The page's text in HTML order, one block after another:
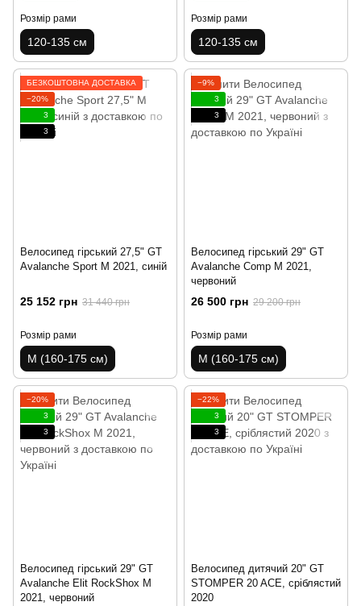
Розмір рами
120-135 см
Розмір рами
120-135 см
БЕЗКОШТОВНА ДОСТАВКА
−20%
3
3
Велосипед гірський 27,5" GT
Avalanche Sport M 2021, синій
25 152 грн 31 440 грн
Розмір рами
M (160-175 см)
−9%
3
3
Велосипед гірський 29" GT
Avalanche Comp M 2021,
червоний
26 500 грн 29 200 грн
Розмір рами
M (160-175 см)
−20%
3
3
Велосипед гірський 29" GT
Avalanche Elit RockShox M
2021, червоний
−22%
3
3
Велосипед дитячий 20" GT
STOMPER 20 ACE, сріблястий
2020